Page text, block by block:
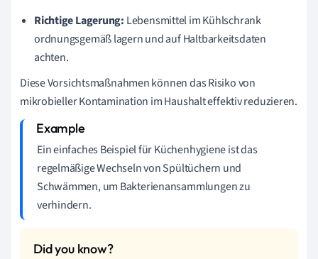
Richtige Lagerung: Lebensmittel im Kühlschrank
ordnungsgemäß lagern und auf Haltbarkeitsdaten
achten.
Diese Vorsichtsmaßnahmen können das Risiko von
mikrobieller Kontamination im Haushalt effektiv reduzieren.
Ein einfaches Beispiel für Küchenhygiene ist das
regelmäßige Wechseln von Spültüchern und
Schwämmen, um Bakterienansammlungen zu
verhindern.